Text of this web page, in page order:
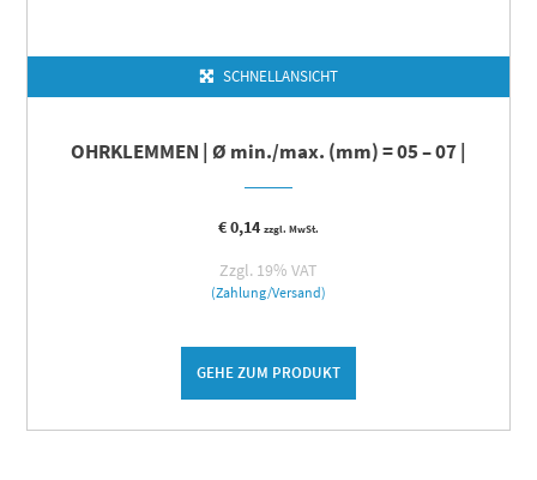
SCHNELLANSICHT
OHRKLEMMEN | Ø min./max. (mm) = 05 – 07 |
€0,14 zzgl. MwSt.
Zzgl. 19% VAT
(Zahlung/Versand)
GEHE ZUM PRODUKT